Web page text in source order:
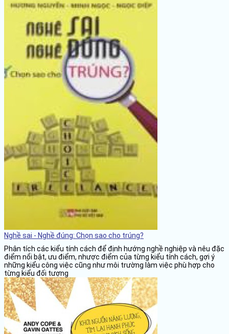
Nghề sai - Nghề đúng: Chọn sao cho trúng?
Phân tích các kiểu tính cách để định hướng nghề nghiệp và nêu đặc
điểm nổi bật, ưu điểm, nhược điểm của từng kiểu tính cách, gợi ý
những kiểu công việc cũng như môi trường làm việc phù hợp cho
từng kiểu đối tượng